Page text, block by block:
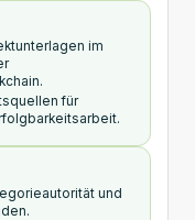
im
für
und